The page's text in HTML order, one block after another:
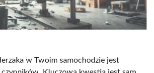
w Twoim samochodzie jest